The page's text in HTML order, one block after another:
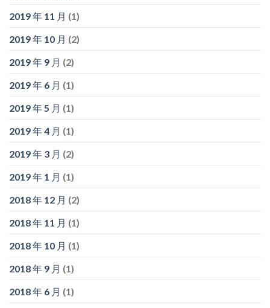
2019 年 11 月 (1)
2019 年 10 月 (2)
2019 年 9 月 (2)
2019 年 6 月 (1)
2019 年 5 月 (1)
2019 年 4 月 (1)
2019 年 3 月 (2)
2019 年 1 月 (1)
2018 年 12 月 (2)
2018 年 11 月 (1)
2018 年 10 月 (1)
2018 年 9 月 (1)
2018 年 6 月 (1)